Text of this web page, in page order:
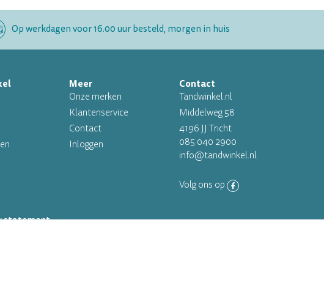
Op werkdagen voor 16.00 uur besteld, morgen in huis
Meer
Onze merken
Klantenservice
Contact
Inloggen
Contact
Tandwinkel.nl
Middelweg 58
4196 JJ Tricht
085 040 2900
info@tandwinkel.nl
Volg ons op
statement